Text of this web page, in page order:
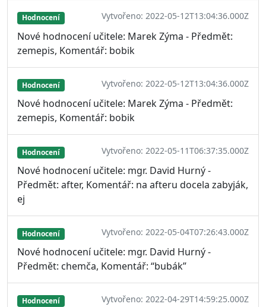
Hodnocení Vytvořeno: 2022-05-12T13:04:36.000Z
Nové hodnocení učitele: Marek Zýma - Předmět:
zemepis, Komentář: bobik
Hodnocení Vytvořeno: 2022-05-12T13:04:36.000Z
Nové hodnocení učitele: Marek Zýma - Předmět:
zemepis, Komentář: bobik
Hodnocení Vytvořeno: 2022-05-11T06:37:35.000Z
Nové hodnocení učitele: mgr. David Hurný -
Předmět: after, Komentář: na afteru docela zabyják,
ej
Hodnocení Vytvořeno: 2022-05-04T07:26:43.000Z
Nové hodnocení učitele: mgr. David Hurný -
Předmět: chemča, Komentář: “bubák”
Hodnocení Vytvořeno: 2022-04-29T14:59:25.000Z